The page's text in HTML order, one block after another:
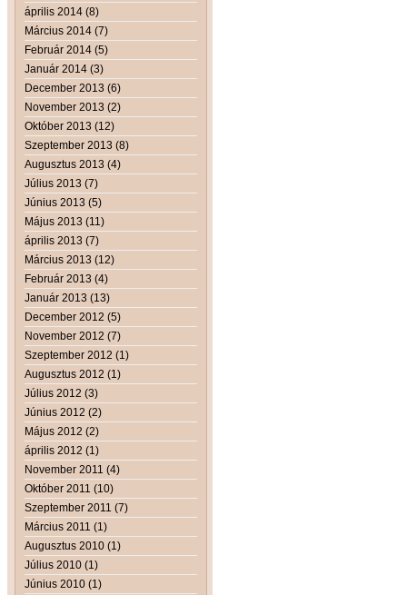
április 2014 (8)
Március 2014 (7)
Február 2014 (5)
Január 2014 (3)
December 2013 (6)
November 2013 (2)
Október 2013 (12)
Szeptember 2013 (8)
Augusztus 2013 (4)
Július 2013 (7)
Június 2013 (5)
Május 2013 (11)
április 2013 (7)
Március 2013 (12)
Február 2013 (4)
Január 2013 (13)
December 2012 (5)
November 2012 (7)
Szeptember 2012 (1)
Augusztus 2012 (1)
Július 2012 (3)
Június 2012 (2)
Május 2012 (2)
április 2012 (1)
November 2011 (4)
Október 2011 (10)
Szeptember 2011 (7)
Március 2011 (1)
Augusztus 2010 (1)
Július 2010 (1)
Június 2010 (1)